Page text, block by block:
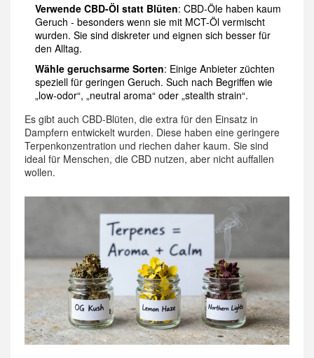
Verwende CBD-Öl statt Blüten: CBD-Öle haben kaum
Geruch - besonders wenn sie mit MCT-Öl vermischt
wurden. Sie sind diskreter und eignen sich besser für
den Alltag.
Wähle geruchsarme Sorten: Einige Anbieter züchten
speziell für geringen Geruch. Such nach Begriffen wie
„low-odor“, „neutral aroma“ oder „stealth strain“.
Es gibt auch CBD-Blüten, die extra für den Einsatz in
Dampfern entwickelt wurden. Diese haben eine geringere
Terpenkonzentration und riechen daher kaum. Sie sind
ideal für Menschen, die CBD nutzen, aber nicht auffallen
wollen.